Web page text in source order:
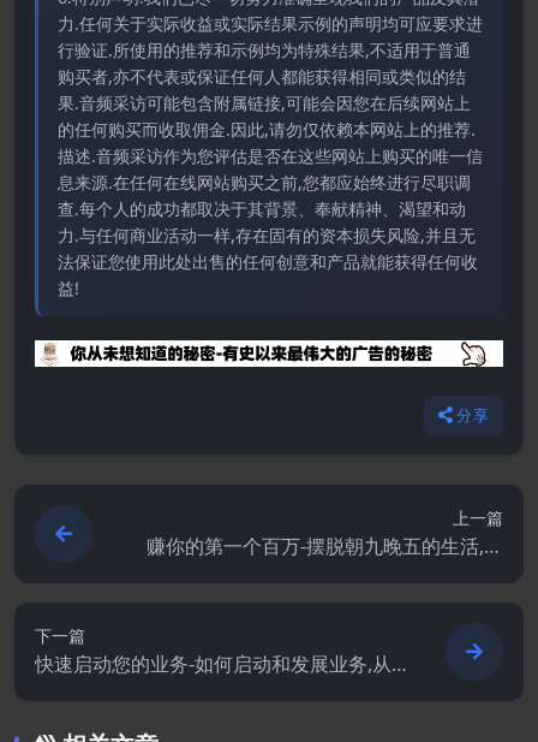
力.任何关于实际收益或实际结果示例的声明均可应要求进
行验证.所使用的推荐和示例均为特殊结果,不适用于普通
购买者,亦不代表或保证任何人都能获得相同或类似的结
果.音频采访可能包含附属链接,可能会因您在后续网站上
的任何购买而收取佣金.因此,请勿仅依赖本网站上的推荐.
描述.音频采访作为您评估是否在这些网站上购买的唯一信
息来源.在任何在线网站购买之前,您都应始终进行尽职调
查.每个人的成功都取决于其背景、奉献精神、渴望和动
力.与任何商业活动一样,存在固有的资本损失风险,并且无
法保证您使用此处出售的任何创意和产品就能获得任何收
益!
分享
上一篇
赚你的第一个百万-摆脱朝九晚五的生活,开
下一篇
快速启动您的业务-如何启动和发展业务,从